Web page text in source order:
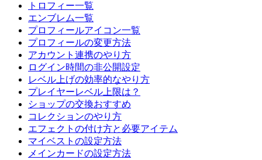
トロフィー一覧
エンブレム一覧
プロフィールアイコン一覧
プロフィールの変更方法
アカウント連携のやり方
ログイン時間の非公開設定
レベル上げの効率的なやり方
プレイヤーレベル上限は？
ショップの交換おすすめ
コレクションのやり方
エフェクトの付け方と必要アイテム
マイベストの設定方法
メインカードの設定方法